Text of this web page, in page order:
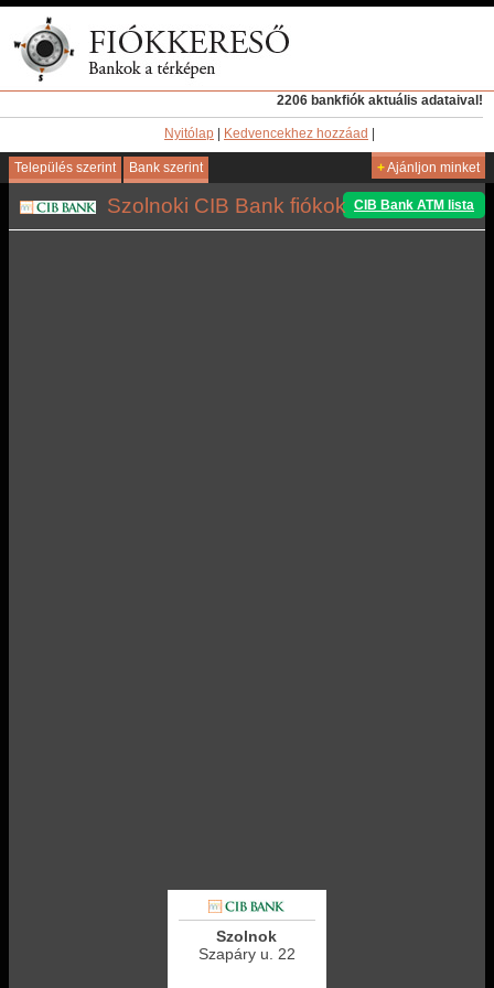
2206 bankfiók aktuális adataival!
Nyitólap Kedvencekhez hozzáad
Település szerint Bank szerint +Ajánljon minket
Szolnoki CIB Bank fiókok CIB Bank ATM lista
Szolnok
Szapáry u. 22